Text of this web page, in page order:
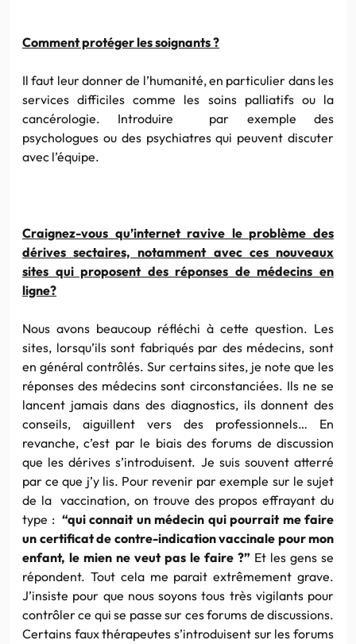
Comment protéger les soignants ?
Il faut leur donner de l’humanité, en particulier dans les
services difficiles comme les soins palliatifs ou la
cancérologie. Introduire par exemple des
psychologues ou des psychiatres qui peuvent discuter
avec l’équipe.
Craignez-vous qu’internet ravive le problème des
dérives sectaires, notamment avec ces nouveaux
sites qui proposent des réponses de médecins en
ligne?
Nous avons beaucoup réfléchi à cette question. Les
sites, lorsqu’ils sont fabriqués par des médecins, sont
en général contrôlés. Sur certains sites, je note que les
réponses des médecins sont circonstanciées. Ils ne se
lancent jamais dans des diagnostics, ils donnent des
conseils, aiguillent vers des professionnels… En
revanche, c’est par le biais des forums de discussion
que les dérives s’introduisent. Je suis souvent atterré
par ce que j’y lis. Pour revenir par exemple sur le sujet
de la vaccination, on trouve des propos effrayant du
type : “qui connait un médecin qui pourrait me faire
un certificat de contre-indication vaccinale pour mon
enfant, le mien ne veut pas le faire ?” Et les gens se
répondent. Tout cela me parait extrêmement grave.
J’insiste pour que nous soyons tous très vigilants pour
contrôler ce qui se passe sur ces forums de discussions.
Certains faux thérapeutes s’introduisent sur les forums